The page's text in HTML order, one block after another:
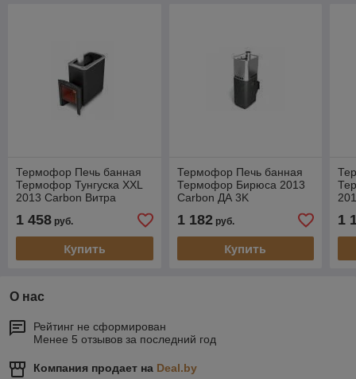
Термофор Печь банная
Термофор Тунгуска XXL
2013 Carbon Витра
1 458 руб.
Купить
Термофор Печь банная
Термофор Бирюса 2013
Carbon ДА 3K
1 182руб.
Купить
1
О нас
Рейтинг не сформирован
Менее 5 отзывов за последний год
Компания продает на Deal.by